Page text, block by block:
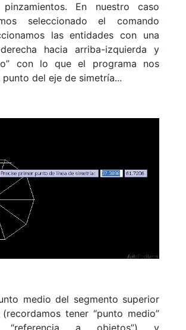
En nuestro caso
seleccionado el comando
las entidades con una
hacia arriba-izquierda y
con lo que el programa nos
del eje de simetría...
medio del segmento superior
tener “punto medio”